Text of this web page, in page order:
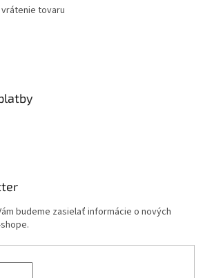
tovaru
budeme zasielať informácie o nových